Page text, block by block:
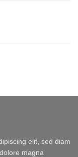
elit, sed diam
magna